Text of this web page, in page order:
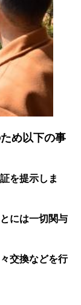
め以下の事
を提示しま
には一切関与
交換などを行